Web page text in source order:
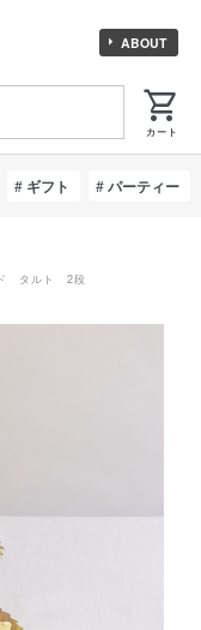
ABOUT
ギフト パーティー
ド タルト 2段